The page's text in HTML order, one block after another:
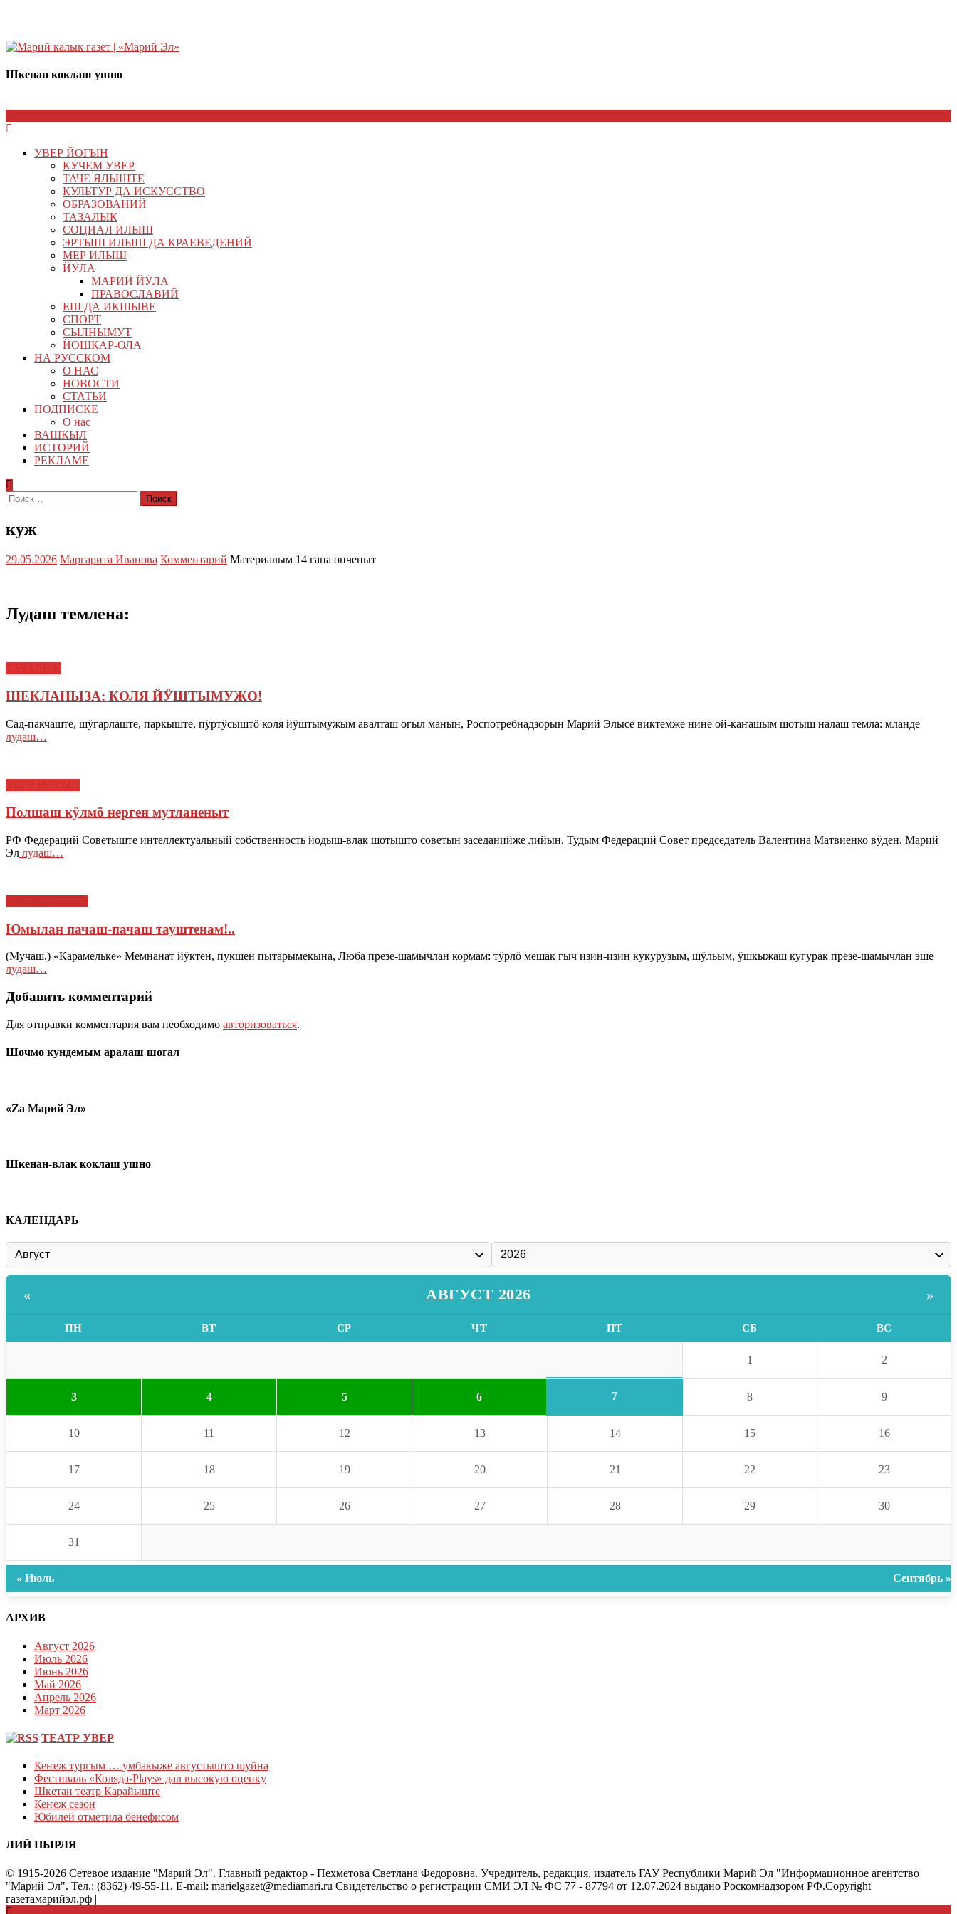
Шкенан коклаш ушно
УВЕР ЙОГЫН
КУЧЕМ УВЕР
ТАЧЕ ЯЛЫШТЕ
КУЛЬТУР ДА ИСКУССТВО
ОБРАЗОВАНИЙ
ТАЗАЛЫК
СОЦИАЛ ИЛЫШ
ЭРТЫШ ИЛЫШ ДА КРАЕВЕДЕНИЙ
МЕР ИЛЫШ
ЙӰЛА
МАРИЙ ЙӰЛА
ПРАВОСЛАВИЙ
ЕШ ДА ИКШЫВЕ
СПОРТ
СЫЛНЫМУТ
ЙОШКАР-ОЛА
НА РУССКОМ
О НАС
НОВОСТИ
СТАТЬИ
ПОДПИСКЕ
О нас
ВАШКЫЛ
ИСТОРИЙ
РЕКЛАМЕ
Найти:
куж
29.05.2026 Маргарита Иванова Комментарий Материалым 14 гана онченыт
Лудаш темлена:
ШЕКЛАНЫЗА: КОЛЯ ЙӰШТЫМУЖО!
Сад-пакчаште, шӱгарлаште, паркыште, пӱртӱсыштӧ коля йӱштымужым авалташ огыл манын, Роспотребнадзорын Марий Элысе виктемже нине ой-каҥашым шотыш налаш темла: мланде
лудаш…
Полшаш кӱлмӧ нерген мутланеныт
РФ Федераций Советыште интеллектуальный собственность йодыш-влак шотышто советын заседанийже лийын. Тудым Федераций Совет председатель Валентина Матвиенко вӱден. Марий
Эл лудаш…
Юмылан пачаш-пачаш тауштенам!..
(Мучаш.) «Карамельке» Мемнанат йӱктен, пукшен пытарымекына, Люба презе-шамычлан кормам: тӱрлӧ мешак гыч изин-изин кукурузым, шӱльым, ӱшкыжаш кугурак презе-шамычлан эше
лудаш…
Добавить комментарий
Для отправки комментария вам необходимо авторизоваться.
Шочмо кундемым аралаш шогал
«Zа Марий Эл»
Шкенан-влак коклаш ушно
КАЛЕНДАРЬ
« АВГУСТ 2026 »
ПН ВТ СР ЧТ ПТ СБ ВС
1 2
3 4 5 6 7 8 9
10 11 12 13 14 15 16
17 18 19 20 21 22 23
24 25 26 27 28 29 30
31
« Июль Сентябрь »
АРХИВ
Август 2026
Июль 2026
Июнь 2026
Май 2026
Апрель 2026
Март 2026
ТЕАТР УВЕР
Кеҥеж тургым … умбакыже августышто шуйна
Фестиваль «Коляда-Plays» дал высокую оценку
Шкетан театр Карайыште
Кеҥеж сезон
Юбилей отметила бенефисом
ЛИЙ ПЫРЛЯ
© 1915-2026 Сетевое издание "Марий Эл". Главный редактор - Пехметова Светлана Федоровна. Учредитель, редакция, издатель ГАУ Республики Марий Эл "Информационное агентство
"Марий Эл". Тел.: (8362) 49-55-11. E-mail: marielgazet@mediamari.ru Свидетельство о регистрации СМИ ЭЛ № ФС 77 - 87794 от 12.07.2024 выдано Роскомнадзором РФ.Copyright
газетамарийэл.рф |